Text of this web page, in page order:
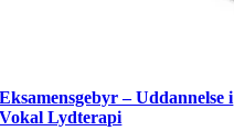
Eksamensgebyr – Uddannelse i
Vokal Lydterapi